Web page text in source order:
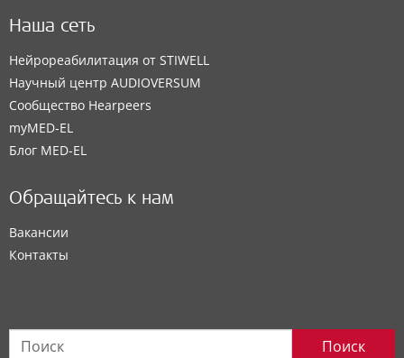
Наша сеть
Нейрореабилитация от STIWELL
Научный центр AUDIOVERSUM
Сообщество Hearpeers
myMED‑EL
Блог MED-EL
Обращайтесь к нам
Вакансии
Контакты
Поиск